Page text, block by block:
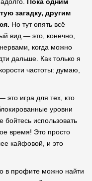
загадку, другим
Но тут опять всё
вид — это, конечно,
когда можно
дальше. Как только я
частоты: думаю,
это игра для тех, кто
уровни
бойтесь использовать
время! Это просто
кайфовой, и это
в профите можно найти